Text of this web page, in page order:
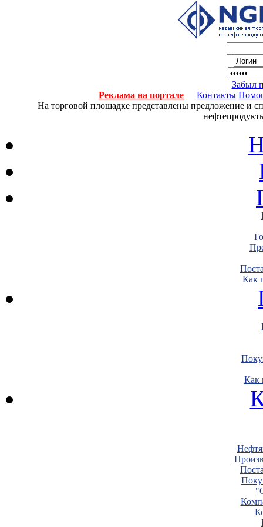
Забыл
Реклама на портале
Контакты
На торговой площадке представлены предложение и
Как
Как